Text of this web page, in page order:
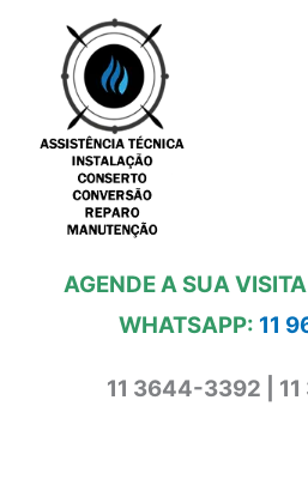
conteúdo
AGENDE A SUA
WHATSAPP: 11
11 3644-3392 |